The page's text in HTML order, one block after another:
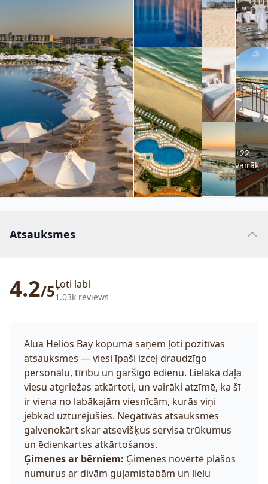
+22
vairāk
Atsauksmes
4.2/5Ļoti labi
1.03k reviews
Alua Helios Bay kopumā saņem ļoti pozitīvas
atsauksmes — viesi īpaši izceļ draudzīgo
personālu, tīrību un garšīgo ēdienu. Lielākā daļa
viesu atgriežas atkārtoti, un vairāki atzīmē, ka šī
ir viena no labākajām viesnīcām, kurās viņi
jebkad uzturējušies. Negatīvās atsauksmes
galvenokārt skar atsevišķus servisa trūkumus
un ēdienkartes atkārtošanos.
Ģimenes ar bērniem: Ģimenes novērtē plašos
numurus ar divām guļamistabām un lielu